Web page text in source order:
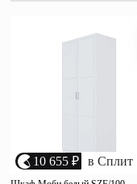
10 655 ₽ в Сплит